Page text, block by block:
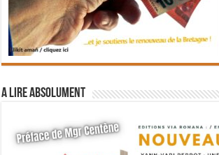
A lire absolument